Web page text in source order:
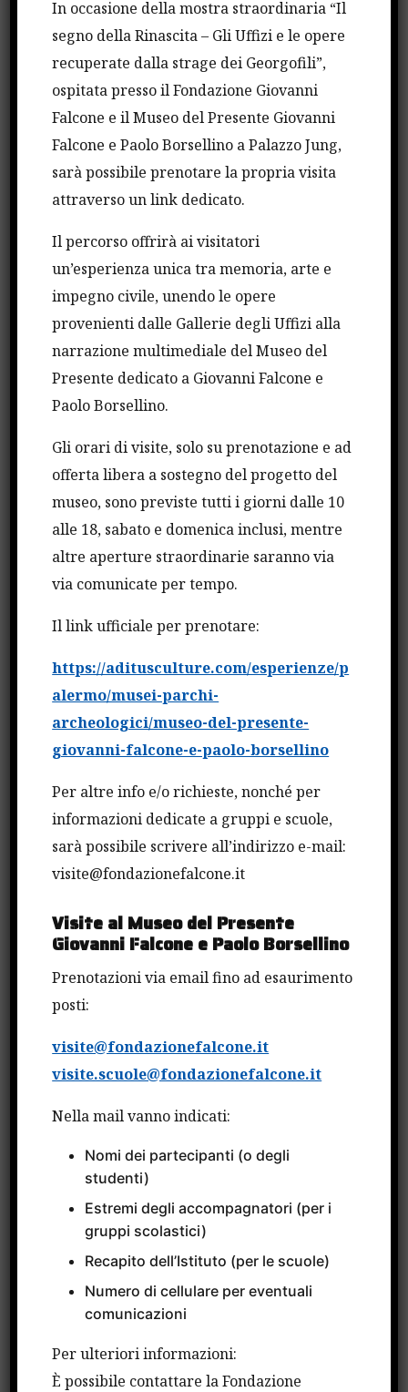
Francesca Morvillo, e delle donne e degli uomini
delle loro scorte: Rocco Di Cillo, Vito Schifani,
Antonio Montinaro, Walter Eddie Cosina, Claudio
Traina, Emanuela Loi, Vincenzo Li Muli, Agostino
Catalano.
Dopo i saluti della professoressa Maria Falcone,
presidente della Fondazione Maria Falcone, alla
presenza del Presidente della Repubblica Sergio
Mattarella, si sono alternati gli interventi
istituzionali del Ministro dell’Interno, Luciana
Lamorgese, del Ministro della Giustizia, Marta
Cartabia, del Ministro dell’Istruzione, Patrizio
Bianchi, del Capo della Polizia, Lamberto Giannini.
Presenti il Comandate Generale del Carabinieri,
Giuseppe Zafarana. Nel corso della cerimonia sono
stati premiati gli studenti e le studentesse vincitori
del concorso “Cittadini di un’Europa libera dalle
mafie”, promosso dalla Fondazione Falcone e dal
Ministero dell’Istruzione.
“Nessuna zona grigia, omertà, o si sta contro la
alternative”, ha detto il presidente della
Repubblica. “La mafia esiste ancora – ha aggiunto
– non è stata sconfitta. E’ necessario tenere sempre
attenzione alta e vigile da parte dello Stato”.
CONDIVIDI QUESTO ARTICOLO
Cerca
CATEGORIE
Attività Internazionali
Bandi
In occasione della mostra straordinaria “Il
segno della Rinascita – Gli Uffizi e le opere
recuperate dalla strage dei Georgofili”,
ospitata presso il Fondazione Giovanni
Falcone e il Museo del Presente Giovanni
Falcone e Paolo Borsellino a Palazzo Jung,
sarà possibile prenotare la propria visita
attraverso un link dedicato.
Il percorso offrirà ai visitatori
un’esperienza unica tra memoria, arte e
impegno civile, unendo le opere
provenienti dalle Gallerie degli Uffizi alla
narrazione multimediale del Museo del
Presente dedicato a Giovanni Falcone e
Paolo Borsellino.
Gli orari di visite, solo su prenotazione e ad
offerta libera a sostegno del progetto del
museo, sono previste tutti i giorni dalle 10
alle 18, sabato e domenica inclusi, mentre
altre aperture straordinarie saranno via
via comunicate per tempo.
Il link ufficiale per prenotare:
https://aditusculture.com/esperienze/p
alermo/musei-parchi-
archeologici/museo-del-presente-
giovanni-falcone-e-paolo-borsellino
Per altre info e/o richieste, nonché per
informazioni dedicate a gruppi e scuole,
sarà possibile scrivere all’indirizzo e-mail:
visite@fondazionefalcone.it
Visite al Museo del Presente
Giovanni Falcone e Paolo Borsellino
Prenotazioni via email fino ad esaurimento
posti:
visite@fondazionefalcone.it
visite.scuole@fondazionefalcone.it
Nella mail vanno indicati:
Nomi dei partecipanti (o degli
studenti)
Estremi degli accompagnatori (per i
gruppi scolastici)
Recapito dell’Istituto (per le scuole)
Numero di cellulare per eventuali
comunicazioni
Per ulteriori informazioni:
È possibile contattare la Fondazione